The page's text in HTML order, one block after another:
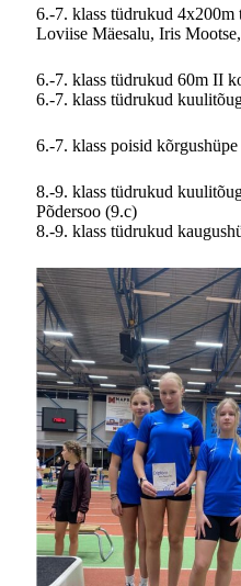
6.-7. klass tüdrukud
Loviise Mäesalu, Iris
6.-7. klass tüdrukud 60m II
6.-7. klass tüdrukud
6.-7. klass poisid
8.-9. klass tüdrukud
Põdersoo (9.c)
8.-9. klass tüdrukud